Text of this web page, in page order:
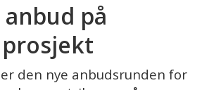
på
den nye anbudsrunden for